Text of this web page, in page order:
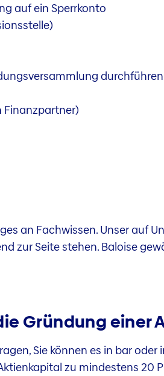
auf ein Sperrkonto
durchführen
Finanzpartner)
an Fachwissen. Unser auf
zur Seite stehen. Baloise
Gründung einer
Sie können es in bar oder
zu mindestens 20